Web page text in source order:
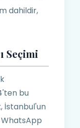
dahildir,
Seçimi
bu
İstanbul'un